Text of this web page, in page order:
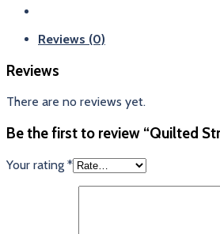
Reviews (0)
Reviews
There are no reviews yet.
Be the first to review “Quilted
Your rating *